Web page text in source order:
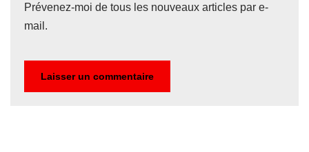
Prévenez-moi de tous les nouveaux articles par e-
mail.